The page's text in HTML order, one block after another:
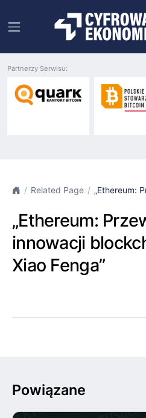
Partnerzy Serwisu:
Related Page „Ethereum:
„Ethereum:
innowacji
Xiao Fenga”
Powiązane